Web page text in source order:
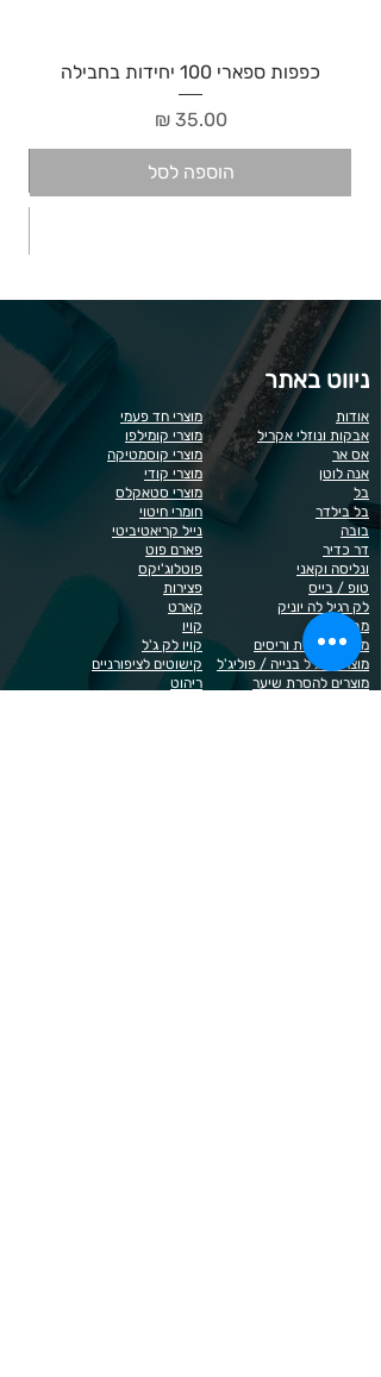
כפפות ספארי 100 יחידות בחבילה
מחיר‏35.00 ‏₪
הוספה לסל
ניווט באתר
מוצרי חד פעמי
מוצרי קומילפו
מוצרי קוסמטיקה
מוצרי קודי
מוצרי סטאקלס
חומרי חיטוי
נייל קריאטיביטי
פארם פוט
פוטלוג'יקס
פצירות
קארט
קויו
קויו לק ג'ל
קישוטים לציפורניים
ריהוט
אודות
אבקות ונוזלי אקריל
אס אר
אנה לוטן
בל
בל בילדר
בובה
דר כדיר
ונליסה וקאני
טופ / בייס
לק רגיל לה יוניק
מבצעים
מוצרים לגבות וריסים
מוצרים לג'ל בנייה / פוליג'ל
מוצרים להסרת שיער